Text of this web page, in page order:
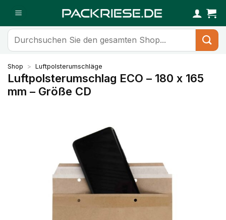
Inhalt
springen
Suchen
nach:
Shop > Luftpolsterumschläge
Luftpolsterumschlag ECO – 180 x 165
mm – Größe CD